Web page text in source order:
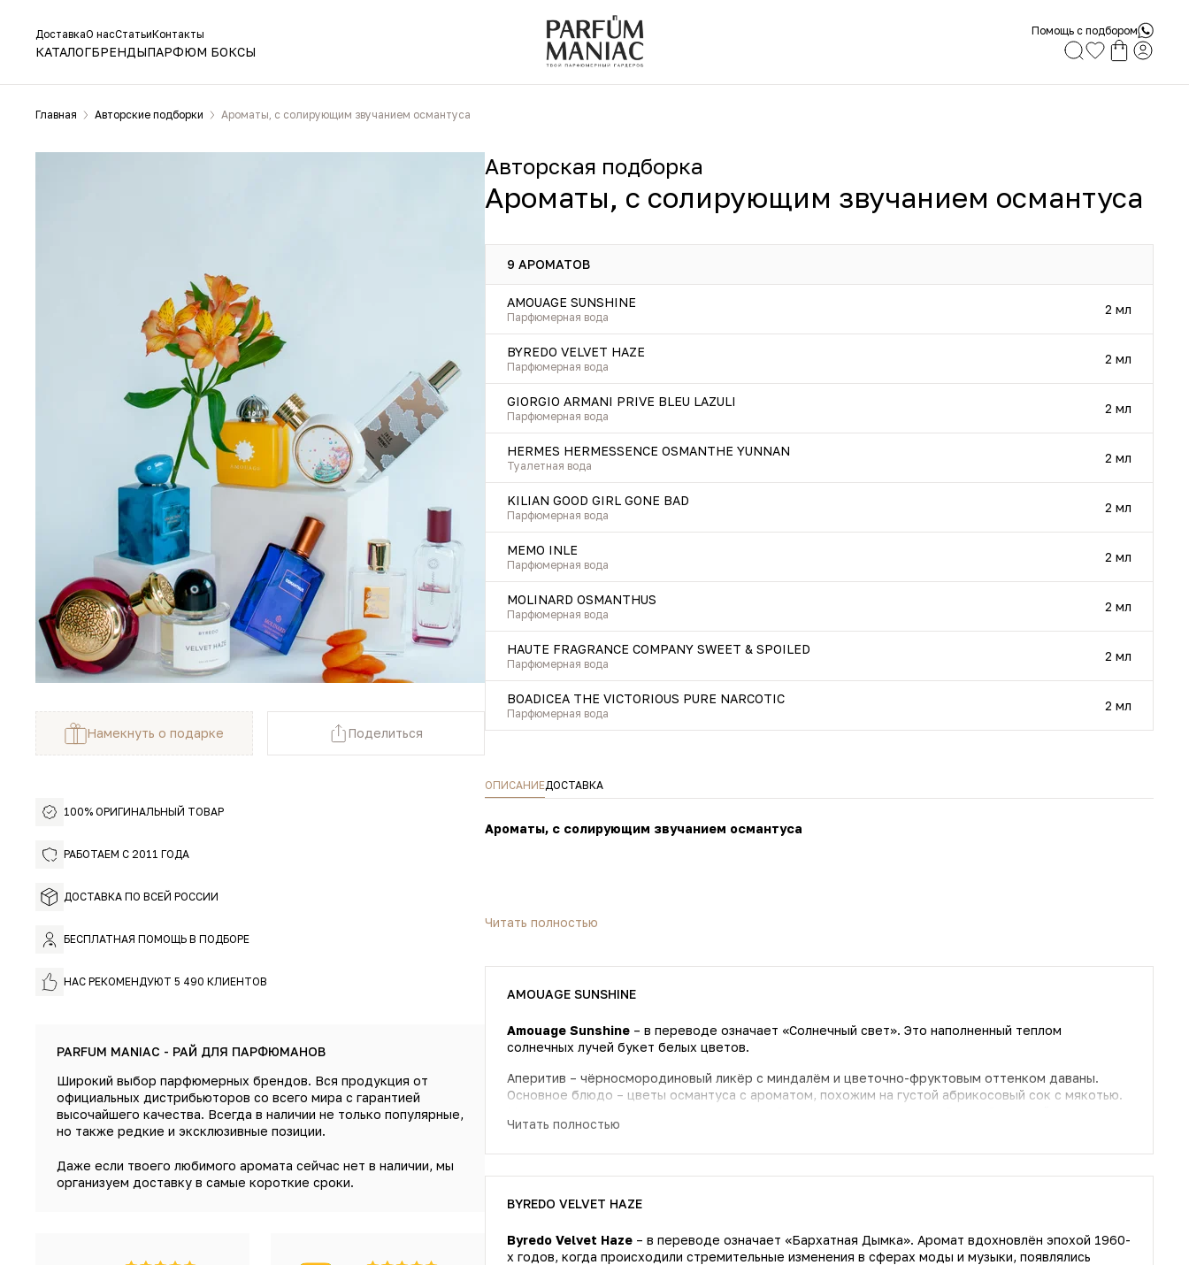
ДоставкаО насСтатьиКонтакты
КАТАЛОГБРЕНДЫПАРФЮМ БОКСЫ
Помощь с подбором
Главная Авторские подборки Ароматы, с солирующим звучанием османтуса
Намекнуть о подарке Поделиться
100% ОРИГИНАЛЬНЫЙ ТОВАР
РАБОТАЕМ С 2011 ГОДА
ДОСТАВКА ПО ВСЕЙ РОССИИ
БЕСПЛАТНАЯ ПОМОЩЬ В ПОДБОРЕ
НАС РЕКОМЕНДУЮТ 5 490 КЛИЕНТОВ
PARFUM MANIAC - РАЙ ДЛЯ ПАРФЮМАНОВ
Широкий выбор парфюмерных брендов. Вся продукция от
официальных дистрибьюторов со всего мира с гарантией
высочайшего качества. Всегда в наличии не только популярные,
но также редкие и эксклюзивные позиции.
Даже если твоего любимого аромата сейчас нет в наличии, мы
организуем доставку в самые короткие сроки.
Авторская подборка
Ароматы, с солирующим звучанием османтуса
9 АРОМАТОВ
AMOUAGE SUNSHINE
Парфюмерная вода
2 мл
BYREDO VELVET HAZE
Парфюмерная вода
2 мл
GIORGIO ARMANI PRIVE BLEU LAZULI
Парфюмерная вода
2 мл
HERMES HERMESSENCE OSMANTHE YUNNAN
Туалетная вода
2 мл
KILIAN GOOD GIRL GONE BAD
Парфюмерная вода
2 мл
MEMO INLE
Парфюмерная вода
2 мл
MOLINARD OSMANTHUS
Парфюмерная вода
2 мл
HAUTE FRAGRANCE COMPANY SWEET & SPOILED
Парфюмерная вода
2 мл
BOADICEA THE VICTORIOUS PURE NARCOTIC
Парфюмерная вода
2 мл
ОПИСАНИЕДОСТАВКА
Ароматы, с солирующим звучанием османтуса
Читать полностью
AMOUAGE SUNSHINE
Amouage Sunshine – в переводе означает «Солнечный свет». Это наполненный теплом
солнечных лучей букет белых цветов.
Аперитив – чёрносмородиновый ликёр с миндалём и цветочно-фруктовым оттенком даваны.
Основное блюдо – цветы османтуса с ароматом, похожим на густой абрикосовый сок с мякотью.
осенью напомнит о солнце, зимой согреет воспоминаниями, а весной – разбудит самые сладкие
мечты.
Читать полностью
BYREDO VELVET HAZE
Byredo Velvet Haze – в переводе означает «Бархатная Дымка». Аромат вдохновлён эпохой 1960-
х годов, когда происходили стремительные изменения в сферах моды и музыки, появлялись